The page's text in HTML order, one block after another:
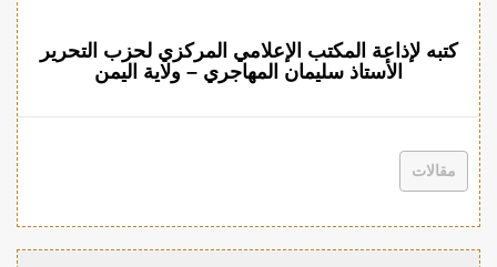
كتبه لإذاعة المكتب الإعلامي المركزي لحزب التحرير
الأستاذ سليمان المهاجري – ولاية اليمن
مقالات